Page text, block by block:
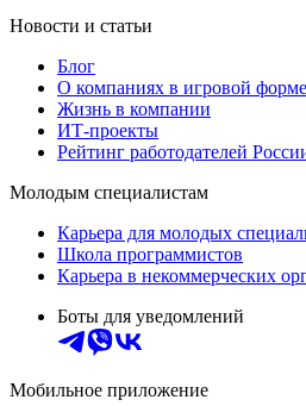
Новости и статьи
Блог
О компаниях в игровой форме
Жизнь в компании
ИТ-проекты
Рейтинг работодателей
Молодым специалистам
Карьера для молодых
Школа программистов
Карьера в некоммерческих
Боты для уведомлений
Мобильное приложение